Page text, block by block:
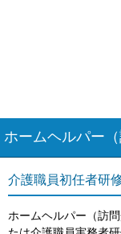
ホームヘルパー
介護職員初任者研
ホームヘルパー（訪